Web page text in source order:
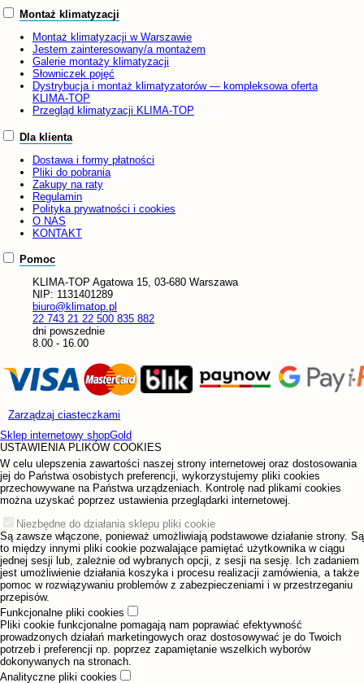
Montaż klimatyzacji
Montaż klimatyzacji w Warszawie
Jestem zainteresowany/a montażem
Galerie montaży klimatyzacji
Słowniczek pojęć
Dystrybucja i montaż klimatyzatorów — kompleksowa oferta
KLIMA-TOP
Przegląd klimatyzacji KLIMA-TOP
Dla klienta
Dostawa i formy płatności
Pliki do pobrania
Zakupy na raty
Regulamin
Polityka prywatności i cookies
O NAS
KONTAKT
Pomoc
KLIMA-TOP Agatowa 15, 03-680 Warszawa
NIP: 1131401289
biuro@klimatop.pl
22 743 21 22 500 835 882
dni powszednie
8.00 - 16.00
Zarządzaj ciasteczkami
Sklep internetowy shopGold
USTAWIENIA PLIKÓW COOKIES
W celu ulepszenia zawartości naszej strony internetowej oraz dostosowania
jej do Państwa osobistych preferencji, wykorzystujemy pliki cookies
przechowywane na Państwa urządzeniach. Kontrolę nad plikami cookies
można uzyskać poprzez ustawienia przeglądarki internetowej.
Niezbędne do działania sklepu pliki cookie
Są zawsze włączone, ponieważ umożliwiają podstawowe działanie strony. Są
to między innymi pliki cookie pozwalające pamiętać użytkownika w ciągu
jednej sesji lub, zależnie od wybranych opcji, z sesji na sesję. Ich zadaniem
jest umożliwienie działania koszyka i procesu realizacji zamówienia, a także
pomoc w rozwiązywaniu problemów z zabezpieczeniami i w przestrzeganiu
przepisów.
Funkcjonalne pliki cookies
Pliki cookie funkcjonalne pomagają nam poprawiać efektywność
prowadzonych działań marketingowych oraz dostosowywać je do Twoich
potrzeb i preferencji np. poprzez zapamiętanie wszelkich wyborów
dokonywanych na stronach.
Analityczne pliki cookies